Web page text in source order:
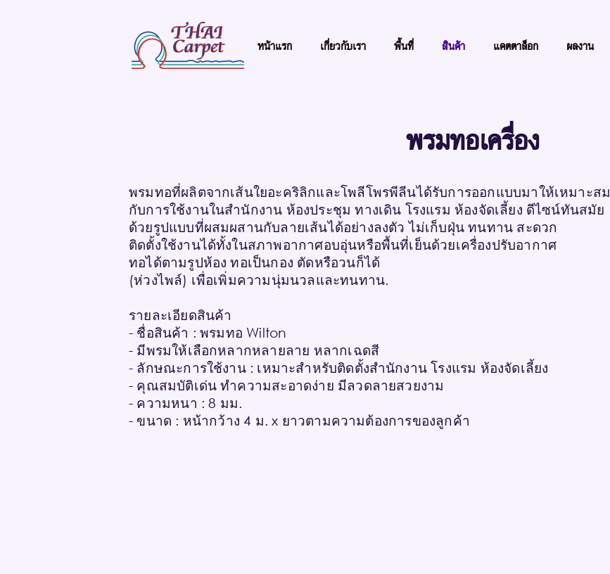
หน้าแรก เกี่ยวกับเรา พื้นที่ สินค้า แคตตาล็อก ผลงาน
พรมทอเครื่อง
พรมทอที่ผลิตจากเส้นใยอะคริลิกและโพลีโพรพีลีนได้รับการออกแบบมาให้เหมาะสม
กับการใช้งานในสำนักงาน ห้องประชุม ทางเดิน โรงแรม ห้องจัดเลี้ยง ดีไซน์ทันสมัย
ด้วยรูปแบบที่ผสมผสานกับลายเส้นได้อย่างลงตัว ไม่เก็บฝุ่น ทนทาน สะดวก
ติดตั้งใช้งานได้ทั้งในสภาพอากาศอบอุ่นหรือพื้นที่เย็นด้วยเครื่องปรับอากาศ
ทอได้ตามรูปห้อง ทอเป็นกอง ตัดหรือวนก็ได้
(ห่วงไพล์) เพื่อเพิ่มความนุ่มนวลและทนทาน.
รายละเอียดสินค้า
- ชื่อสินค้า : พรมทอ Wilton
- มีพรมให้เลือกหลากหลายลาย หลากเฉดสี
- ลักษณะการใช้งาน : เหมาะสำหรับติดตั้งสำนักงาน โรงแรม ห้องจัดเลี้ยง
- คุณสมบัติเด่น ทำความสะอาดง่าย มีลวดลายสวยงาม
- ความหนา : 8 มม.
- ขนาด : หน้ากว้าง 4 ม. x ยาวตามความต้องการของลูกค้า